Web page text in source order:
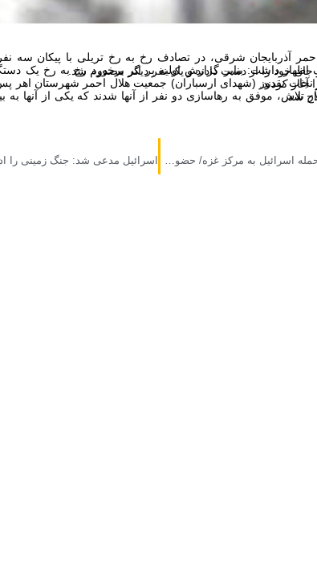
به رخ یک دستگاه تریلی و یک دستگاه پیکان در جاده مشگین شهر – اهر، سه نفر جان خود را از دست دادند و یک نفر دیگر مصدوم شد.
شدند و عملیات رهاسازی را آغاز کردند.
تحویل مراجع ذیصلاح شد.
شهادت ۹ فلسطینی در پی حمله اسرائیل به مرکز غزه/ حضور ۵ کودک در میان شهدا